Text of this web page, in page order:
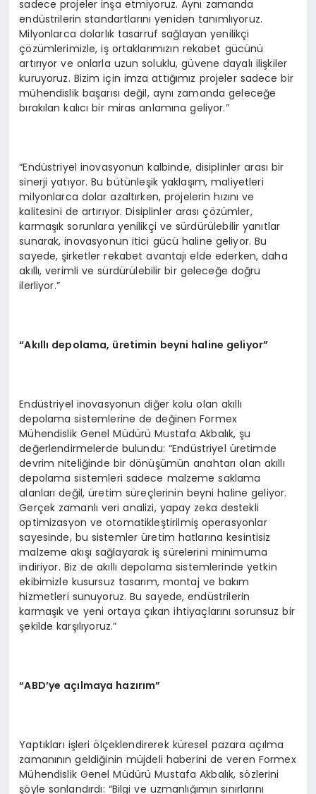
sadece projeler inşa etmiyoruz. Aynı zamanda
endüstrilerin standartlarını yeniden tanımlıyoruz.
Milyonlarca dolarlık tasarruf sağlayan yenilikçi
çözümlerimizle, iş ortaklarımızın rekabet gücünü
artırıyor ve onlarla uzun soluklu, güvene dayalı ilişkiler
kuruyoruz. Bizim için imza attığımız projeler sadece bir
mühendislik başarısı değil, aynı zamanda geleceğe
bırakılan kalıcı bir miras anlamına geliyor.”
“Endüstriyel inovasyonun kalbinde, disiplinler arası bir
sinerji yatıyor. Bu bütünleşik yaklaşım, maliyetleri
milyonlarca dolar azaltırken, projelerin hızını ve
kalitesini de artırıyor. Disiplinler arası çözümler,
karmaşık sorunlara yenilikçi ve sürdürülebilir yanıtlar
sunarak, inovasyonun itici gücü haline geliyor. Bu
sayede, şirketler rekabet avantajı elde ederken, daha
akıllı, verimli ve sürdürülebilir bir geleceğe doğru
ilerliyor.”
“Akıllı depolama, üretimin beyni haline geliyor”
Endüstriyel inovasyonun diğer kolu olan akıllı
depolama sistemlerine de değinen Formex
Mühendislik Genel Müdürü Mustafa Akbalık, şu
değerlendirmelerde bulundu: “Endüstriyel üretimde
devrim niteliğinde bir dönüşümün anahtarı olan akıllı
depolama sistemleri sadece malzeme saklama
alanları değil, üretim süreçlerinin beyni haline geliyor.
Gerçek zamanlı veri analizi, yapay zeka destekli
optimizasyon ve otomatikleştirilmiş operasyonlar
sayesinde, bu sistemler üretim hatlarına kesintisiz
malzeme akışı sağlayarak iş sürelerini minimuma
indiriyor. Biz de akıllı depolama sistemlerinde yetkin
ekibimizle kusursuz tasarım, montaj ve bakım
hizmetleri sunuyoruz. Bu sayede, endüstrilerin
karmaşık ve yeni ortaya çıkan ihtiyaçlarını sorunsuz bir
şekilde karşılıyoruz.”
“ABD’ye açılmaya hazırım”
Yaptıkları işleri ölçeklendirerek küresel pazara açılma
zamanının geldiğinin müjdeli haberini de veren Formex
Mühendislik Genel Müdürü Mustafa Akbalık, sözlerini
şöyle sonlandırdı: “Bilgi ve uzmanlığımın sınırlarını